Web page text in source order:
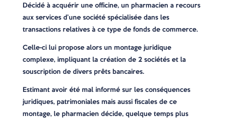
Décidé à acquérir une officine, un pharmacien a recours
aux services d’une société spécialisée dans les
transactions relatives à ce type de fonds de commerce.
Celle-ci lui propose alors un montage juridique
complexe, impliquant la création de 2 sociétés et la
souscription de divers prêts bancaires.
Estimant avoir été mal informé sur les conséquences
juridiques, patrimoniales mais aussi fiscales de ce
montage, le pharmacien décide, quelque temps plus